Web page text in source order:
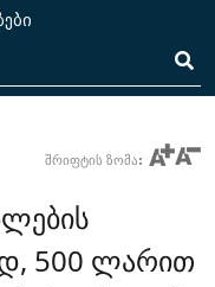
შრიფტის ზომა:
500 ლარით